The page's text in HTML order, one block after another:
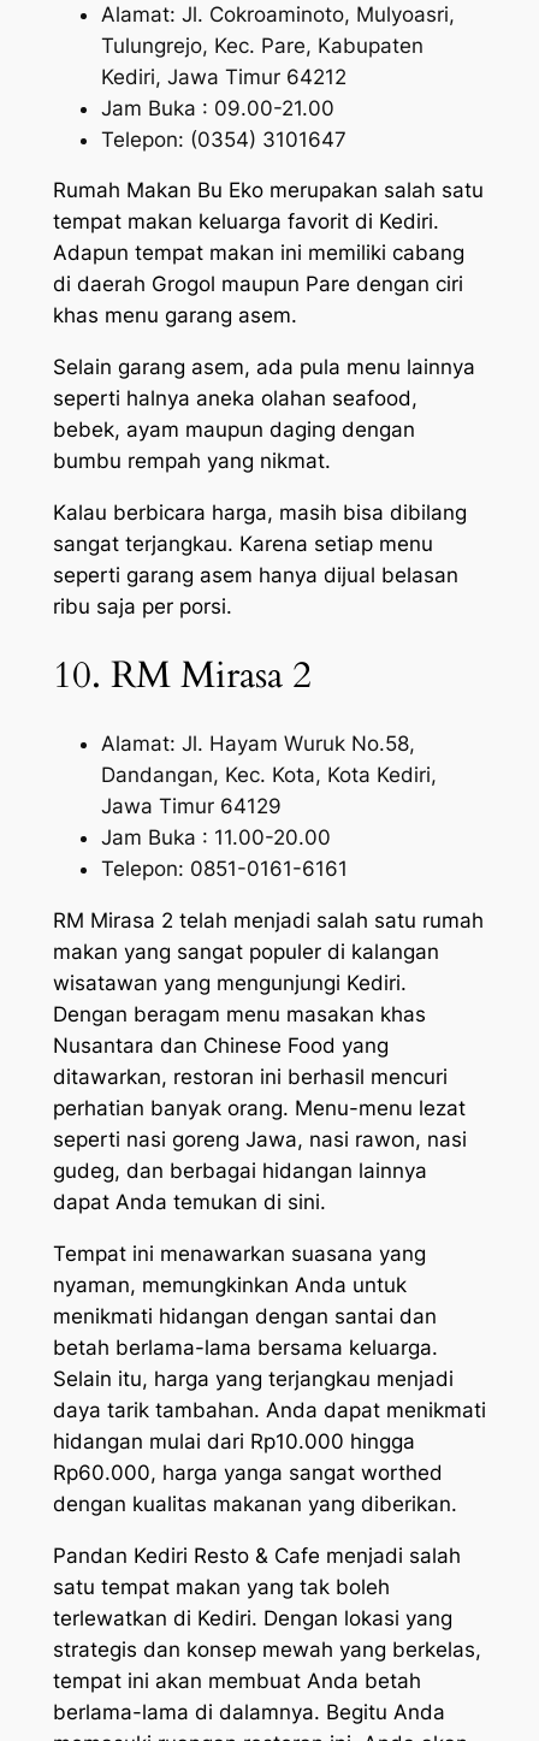
Alamat: Jl. Cokroaminoto, Mulyoasri,
Tulungrejo, Kec. Pare, Kabupaten
Kediri, Jawa Timur 64212
Jam Buka : 09.00-21.00
Telepon: (0354) 3101647
Rumah Makan Bu Eko merupakan salah satu
tempat makan keluarga favorit di Kediri.
Adapun tempat makan ini memiliki cabang
di daerah Grogol maupun Pare dengan ciri
khas menu garang asem.
Selain garang asem, ada pula menu lainnya
seperti halnya aneka olahan seafood,
bebek, ayam maupun daging dengan
bumbu rempah yang nikmat.
Kalau berbicara harga, masih bisa dibilang
sangat terjangkau. Karena setiap menu
seperti garang asem hanya dijual belasan
ribu saja per porsi.
10. RM Mirasa 2
Alamat: Jl. Hayam Wuruk No.58,
Dandangan, Kec. Kota, Kota Kediri,
Jawa Timur 64129
Jam Buka : 11.00-20.00
Telepon: 0851-0161-6161
RM Mirasa 2 telah menjadi salah satu rumah
makan yang sangat populer di kalangan
wisatawan yang mengunjungi Kediri.
Dengan beragam menu masakan khas
Nusantara dan Chinese Food yang
ditawarkan, restoran ini berhasil mencuri
perhatian banyak orang. Menu-menu lezat
seperti nasi goreng Jawa, nasi rawon, nasi
gudeg, dan berbagai hidangan lainnya
dapat Anda temukan di sini.
Tempat ini menawarkan suasana yang
nyaman, memungkinkan Anda untuk
menikmati hidangan dengan santai dan
betah berlama-lama bersama keluarga.
Selain itu, harga yang terjangkau menjadi
daya tarik tambahan. Anda dapat menikmati
hidangan mulai dari Rp10.000 hingga
Rp60.000, harga yanga sangat worthed
dengan kualitas makanan yang diberikan.
Pandan Kediri Resto & Cafe menjadi salah
satu tempat makan yang tak boleh
terlewatkan di Kediri. Dengan lokasi yang
strategis dan konsep mewah yang berkelas,
tempat ini akan membuat Anda betah
berlama-lama di dalamnya. Begitu Anda